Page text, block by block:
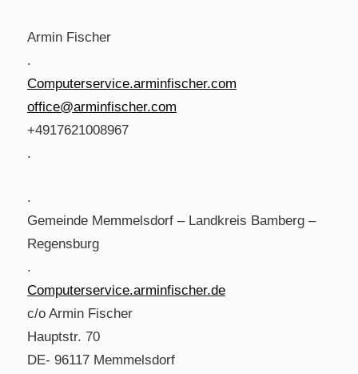
Armin Fischer
.
Computerservice.arminfischer.com
office@arminfischer.com
+4917621008967
.
.
Gemeinde Memmelsdorf – Landkreis Bamberg –
Regensburg
.
Computerservice.arminfischer.de
c/o Armin Fischer
Hauptstr. 70
DE- 96117 Memmelsdorf